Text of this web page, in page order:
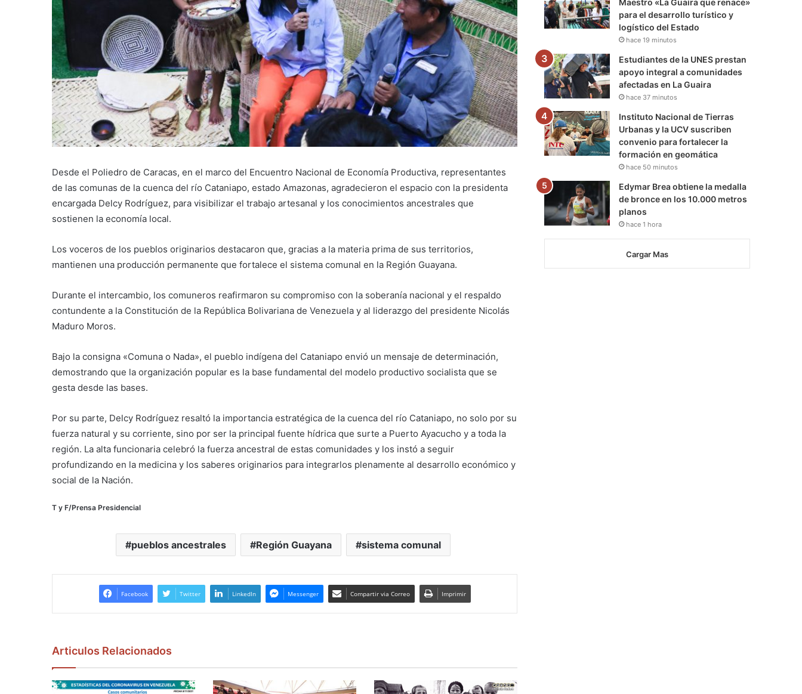
Desde el Poliedro de Caracas, en el marco del Encuentro Nacional de Economía Productiva, representantes
de las comunas de la cuenca del río Cataniapo, estado Amazonas, agradecieron el espacio con la presidenta
encargada Delcy Rodríguez, para visibilizar el trabajo artesanal y los conocimientos ancestrales que
sostienen la economía local.
Los voceros de los pueblos originarios destacaron que, gracias a la materia prima de sus territorios,
mantienen una producción permanente que fortalece el sistema comunal en la Región Guayana.
Durante el intercambio, los comuneros reafirmaron su compromiso con la soberanía nacional y el respaldo
contundente a la Constitución de la República Bolivariana de Venezuela y al liderazgo del presidente Nicolás
Maduro Moros.
Bajo la consigna «Comuna o Nada», el pueblo indígena del Cataniapo envió un mensaje de determinación,
demostrando que la organización popular es la base fundamental del modelo productivo socialista que se
gesta desde las bases.
Por su parte, Delcy Rodríguez resaltó la importancia estratégica de la cuenca del río Cataniapo, no solo por su
fuerza natural y su corriente, sino por ser la principal fuente hídrica que surte a Puerto Ayacucho y a toda la
región. La alta funcionaria celebró la fuerza ancestral de estas comunidades y los instó a seguir
profundizando en la medicina y los saberes originarios para integrarlos plenamente al desarrollo económico y
social de la Nación.
T y F/Prensa Presidencial
pueblos ancestrales Región Guayana sistema comunal
Facebook Twitter LinkedIn Messenger Compartir via Correo Imprimir
Articulos Relacionados
para el desarrollo turístico y
logístico del Estado
hace 19 minutos
Estudiantes de la UNES prestan
apoyo integral a comunidades
afectadas en La Guaira
hace 37 minutos
Instituto Nacional de Tierras
Urbanas y la UCV suscriben
convenio para fortalecer la
formación en geomática
hace 50 minutos
Edymar Brea obtiene la medalla
de bronce en los 10.000 metros
planos
hace 1 hora
Cargar Mas